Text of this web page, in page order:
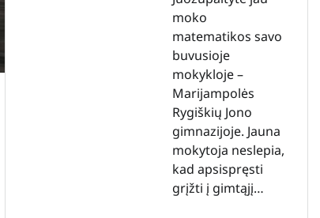
moko
matematikos savo
buvusioje
mokykloje –
Marijampolės
Rygiškių Jono
gimnazijoje. Jauna
mokytoja neslepia,
kad apsispręsti
grįžti į gimtąjį…